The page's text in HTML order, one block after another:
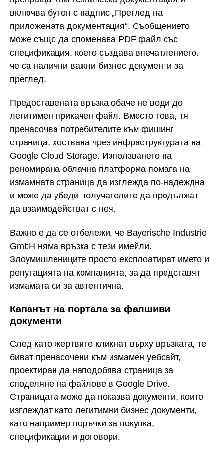
включва бутон с надпис „Преглед на
приложената документация“. Съобщението
може също да споменава PDF файл със
спецификация, което създава впечатлението,
че са налични важни бизнес документи за
преглед.
Предоставената връзка обаче не води до
легитимен прикачен файл. Вместо това, тя
пренасочва потребителите към фишинг
страница, хоствана чрез инфраструктурата на
Google Cloud Storage. Използването на
реномирана облачна платформа помага на
измамната страница да изглежда по-надеждна
и може да убеди получателите да продължат
да взаимодействат с нея.
Важно е да се отбележи, че Bayerische Industrie
GmbH няма връзка с тези имейли.
Злоумишлениците просто експлоатират името и
репутацията на компанията, за да представят
измамата си за автентична.
Капанът на портала за фалшиви
документи
След като жертвите кликнат върху връзката, те
биват пренасочени към измамен уебсайт,
проектиран да наподобява страница за
споделяне на файлове в Google Drive.
Страницата може да показва документи, които
изглеждат като легитимни бизнес документи,
като например поръчки за покупка,
спецификации и договори.